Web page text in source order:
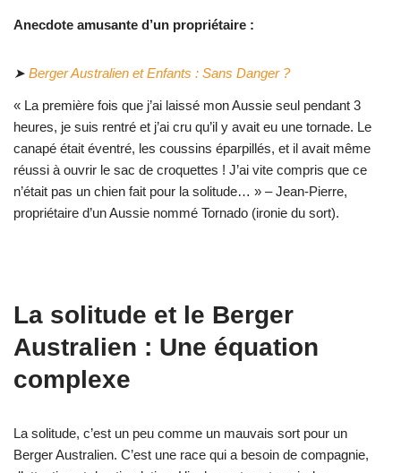
Anecdote amusante d’un propriétaire :
➤ Berger Australien et Enfants : Sans Danger ?
« La première fois que j’ai laissé mon Aussie seul pendant 3
heures, je suis rentré et j’ai cru qu’il y avait eu une tornade. Le
canapé était éventré, les coussins éparpillés, et il avait même
réussi à ouvrir le sac de croquettes ! J’ai vite compris que ce
n’était pas un chien fait pour la solitude… » – Jean-Pierre,
propriétaire d’un Aussie nommé Tornado (ironie du sort).
La solitude et le Berger
Australien : Une équation
complexe
La solitude, c’est un peu comme un mauvais sort pour un
Berger Australien. C’est une race qui a besoin de compagnie,